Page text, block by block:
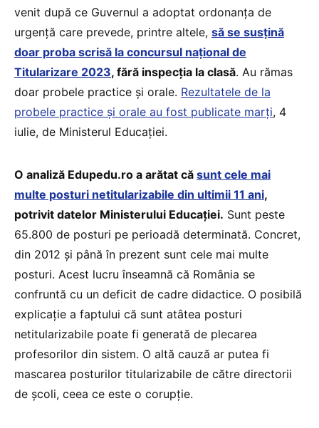
venit după ce Guvernul a adoptat ordonanța de
urgență care prevede, printre altele, să se susțină
doar proba scrisă la concursul național de
Titularizare 2023, fără inspecția la clasă. Au rămas
doar probele practice și orale. Rezultatele de la
probele practice și orale au fost publicate marți, 4
iulie, de Ministerul Educației.
O analiză Edupedu.ro a arătat că sunt cele mai
multe posturi netitularizabile din ultimii 11 ani,
potrivit datelor Ministerului Educației. Sunt peste
65.800 de posturi pe perioadă determinată. Concret,
din 2012 și până în prezent sunt cele mai multe
posturi. Acest lucru înseamnă că România se
confruntă cu un deficit de cadre didactice. O posibilă
explicație a faptului că sunt atâtea posturi
netitularizabile poate fi generată de plecarea
profesorilor din sistem. O altă cauză ar putea fi
mascarea posturilor titularizabile de către directorii
de școli, ceea ce este o corupție.